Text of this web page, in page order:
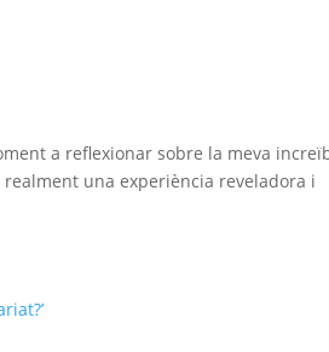
a reflexionar sobre la meva
realment una experiència reveladora i